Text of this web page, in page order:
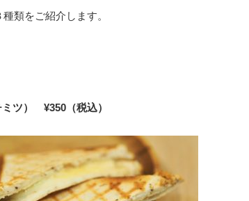
類をご紹介します。
ツ） ¥350（税込）